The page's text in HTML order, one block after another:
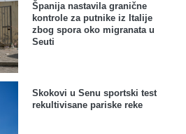
Španija nastavila granične
kontrole za putnike iz Italije
zbog spora oko migranata u
Seuti
Skokovi u Senu sportski test
rekultivisane pariske reke